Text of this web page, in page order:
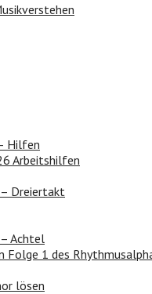
Hilfen
Dreiertakt
Achtel
lösen